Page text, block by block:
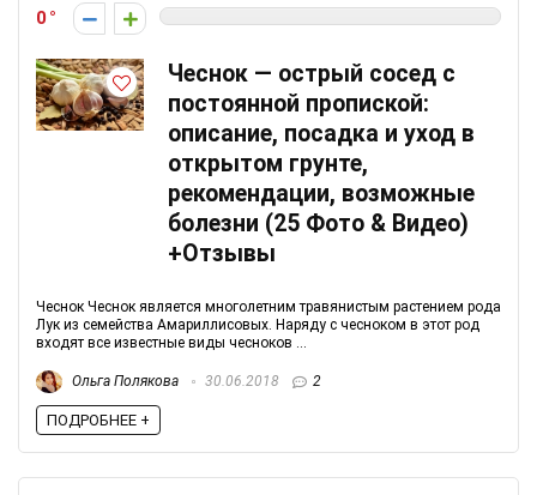
0
Чеснок — острый сосед с
постоянной пропиской:
описание, посадка и уход в
открытом грунте,
рекомендации, возможные
болезни (25 Фото & Видео)
+Отзывы
Чеснок Чеснок является многолетним травянистым растением рода
Лук из семейства Амариллисовых. Наряду с чесноком в этот род
входят все известные виды чесноков ...
Ольга Полякова 30.06.2018 2
ПОДРОБНЕЕ +